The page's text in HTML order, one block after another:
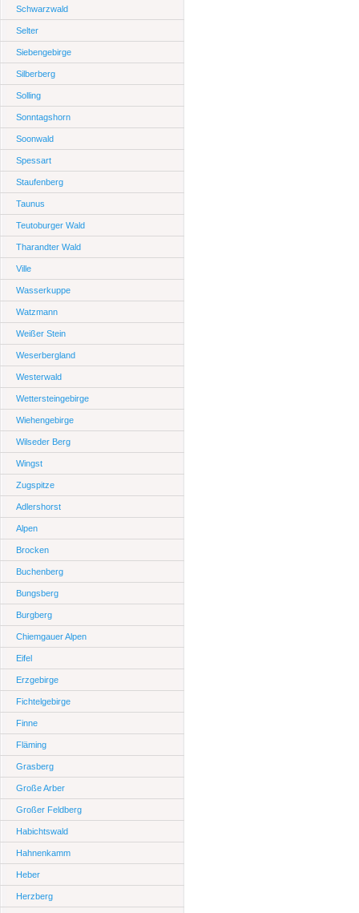
Schwarzwald
Selter
Siebengebirge
Silberberg
Solling
Sonntagshorn
Soonwald
Spessart
Staufenberg
Taunus
Teutoburger Wald
Tharandter Wald
Ville
Wasserkuppe
Watzmann
Weißer Stein
Weserbergland
Westerwald
Wettersteingebirge
Wiehengebirge
Wilseder Berg
Wingst
Zugspitze
Adlershorst
Alpen
Brocken
Buchenberg
Bungsberg
Burgberg
Chiemgauer Alpen
Eifel
Erzgebirge
Fichtelgebirge
Finne
Fläming
Grasberg
Große Arber
Großer Feldberg
Habichtswald
Hahnenkamm
Heber
Herzberg